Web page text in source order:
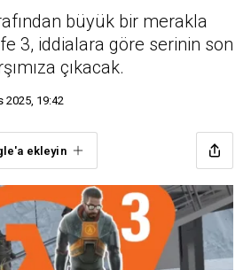
büyük bir merakla
3, iddialara göre serinin son
çıkacak.
2025, 19:42
ekleyin